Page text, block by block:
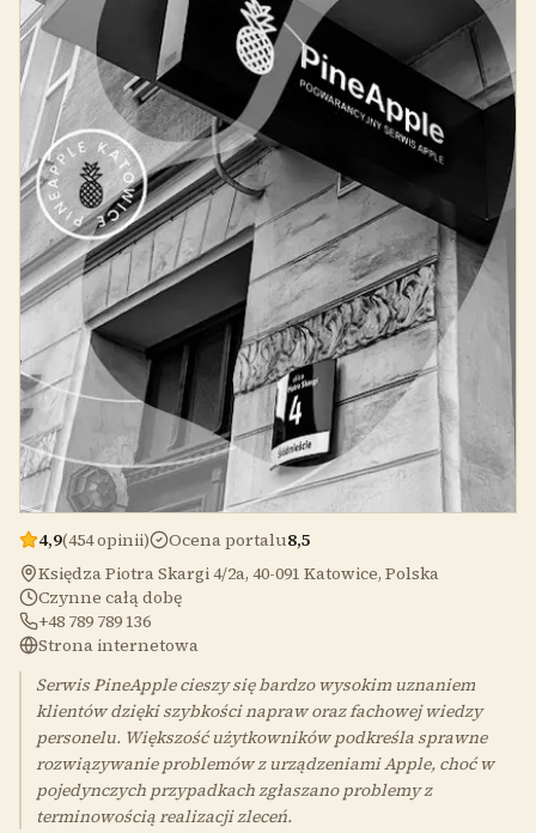
4,9(454 opinii) Ocena portalu8,5
Księdza Piotra Skargi 4/2a, 40-091 Katowice, Polska
Czynne całą dobę
+48 789 789 136
Strona internetowa
Serwis PineApple cieszy się bardzo wysokim uznaniem
klientów dzięki szybkości napraw oraz fachowej wiedzy
personelu. Większość użytkowników podkreśla sprawne
rozwiązywanie problemów z urządzeniami Apple, choć w
pojedynczych przypadkach zgłaszano problemy z
terminowością realizacji zleceń.